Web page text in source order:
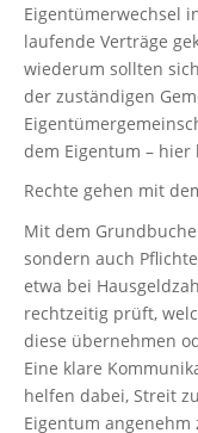
Eigentümerwechsel
laufende Verträge
wiederum sollten
der zuständigen
dem Eigentum –
Rechte gehen mit
Mit dem
sondern auch
etwa bei
rechtzeitig prüft,
diese übernehmen
Eine klare
helfen dabei, Streit
Eigentum angenehm